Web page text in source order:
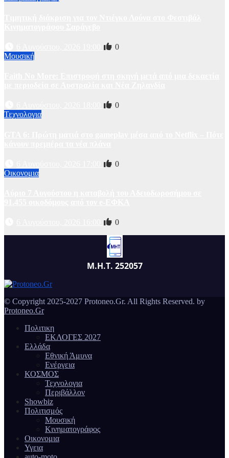
0
Μουσική
0
Τεχνολογια
0
Οικονομια
0
Μ.Η.Τ. 252057
© Copyright 2025-2027 Protoneo.Gr. All Rights Reserved. by
Protoneo.Gr
Πολιτικη
ΕΚΛΟΓΕΣ 2027
Ελλάδα
Εθνική Άμυνα
Ενέργεια
ΚΟΣΜΟΣ
Τεχνολογια
Περιβάλλον
Showbiz
Πολιτισμός
Μουσική
Κινηματογράφος
Οικονομια
Υγεια